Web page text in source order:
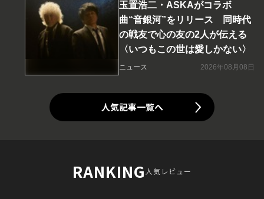
玉置浩二・ASKAがコラボ
曲“音銀河”をリリース 同時代
の戦友で心の友の2人が伝える
〈いつもこの世は愛しかない〉
ニュース 2026年08月08日
人気記事一覧へ
RANKING人気レビュー